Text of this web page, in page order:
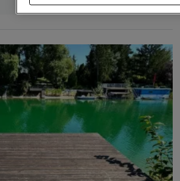
Verwendung genauer Standortdaten.
Zugriff auf Informationen auf einem Endgerät.
und der Performance von Inhalten,
Liste der Partner (Lieferanten)